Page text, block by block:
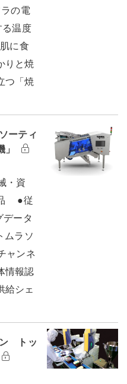
の電
る温度
に食
りと焼
つ「焼
ーティ
」
・資
品 ●従
ータ
ムラソ
ャンネ
情報認
給シェ
ン トッ